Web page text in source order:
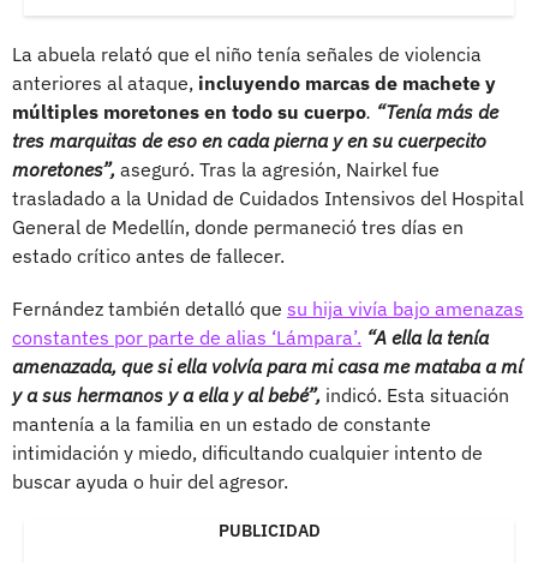
La abuela relató que el niño tenía señales de violencia
anteriores al ataque, incluyendo marcas de machete y
múltiples moretones en todo su cuerpo. “Tenía más de
tres marquitas de eso en cada pierna y en su cuerpecito
moretones”, aseguró. Tras la agresión, Nairkel fue
trasladado a la Unidad de Cuidados Intensivos del Hospital
General de Medellín, donde permaneció tres días en
estado crítico antes de fallecer.
Fernández también detalló que su hija vivía bajo amenazas
constantes por parte de alias ‘Lámpara’. “A ella la tenía
amenazada, que si ella volvía para mi casa me mataba a mí
y a sus hermanos y a ella y al bebé”, indicó. Esta situación
mantenía a la familia en un estado de constante
intimidación y miedo, dificultando cualquier intento de
buscar ayuda o huir del agresor.
PUBLICIDAD